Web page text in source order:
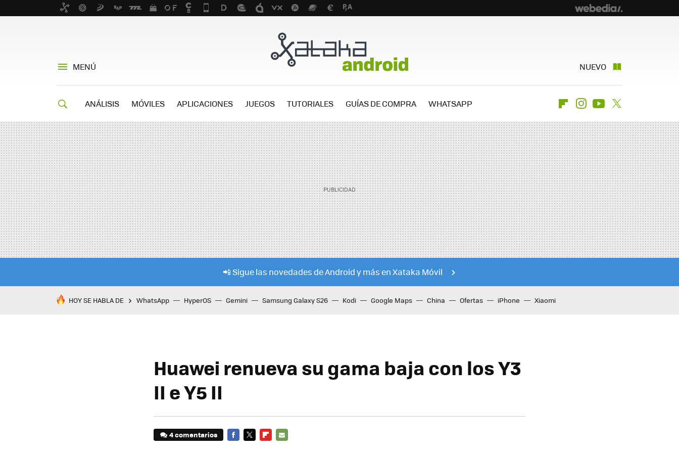
MENÚ NUEVO
ANÁLISIS MÓVILES APLICACIONES JUEGOS TUTORIALES GUÍAS DE COMPRA WHATSAPP FlipboardInstagramYoutube
📲 Sigue las novedades de Android y más en Xataka Móvil
HOY SE HABLA DE WhatsApp HyperOS Gemini Samsung Galaxy S26 Kodi Google Maps China Ofertas iPhone Xiaomi
Huawei renueva su gama baja con los Y3
II e Y5 II
4 comentarios